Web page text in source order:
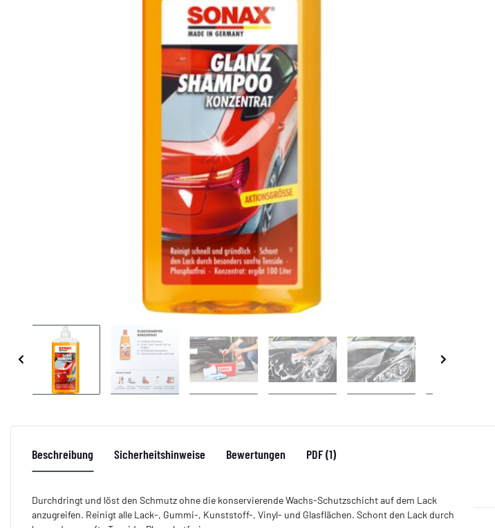
Beschreibung Sicherheitshinweise Bewertungen PDF (1)
Durchdringt und löst den Schmutz ohne die konservierende Wachs-Schutzschicht auf dem Lack
anzugreifen. Reinigt alle Lack-, Gummi-, Kunststoff-, Vinyl- und Glasflächen. Schont den Lack durch